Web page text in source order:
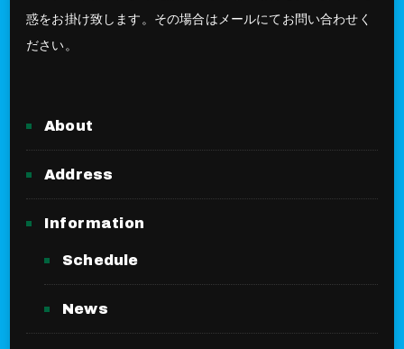
惑をお掛け致します。その場合はメールにてお問い合わせく
ださい。
About
Address
Information
Schedule
News